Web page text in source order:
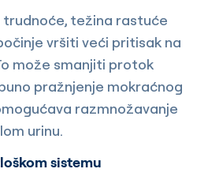
trudnoće, težina rastuće
vršiti veći pritisak na
može smanjiti protok
pražnjenje mokraćnog
razmnožavanje
urinu.
sistemu